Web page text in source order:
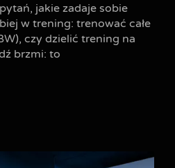
jakie zadaje sobie
w trening: trenować całe
czy dzielić trening na
brzmi: to